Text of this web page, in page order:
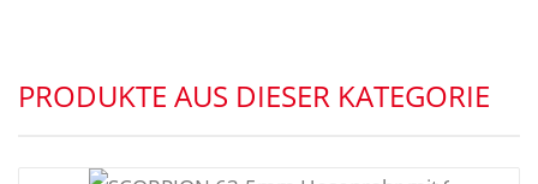
PRODUKTE AUS DIESER KATEGORIE